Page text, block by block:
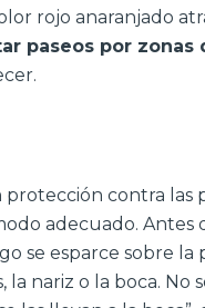
rojo anaranjado
paseos por zonas
contra las
adecuado. Antes
se esparce sobre la
nariz o la boca. No